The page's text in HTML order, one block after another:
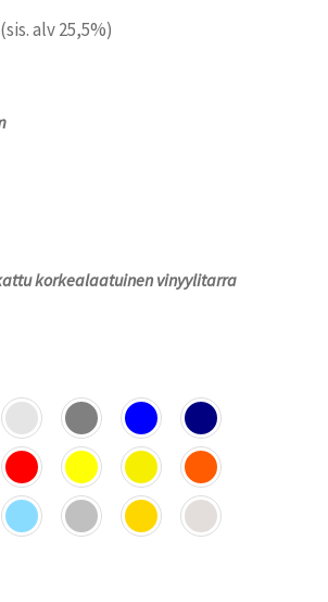
Hintaluokka:
(sis. alv 25,5%)
korkealaatuinen vinyylitarra